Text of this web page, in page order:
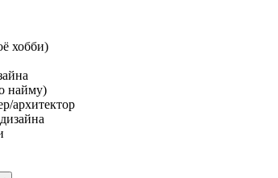
хобби)
найму)
архитектор